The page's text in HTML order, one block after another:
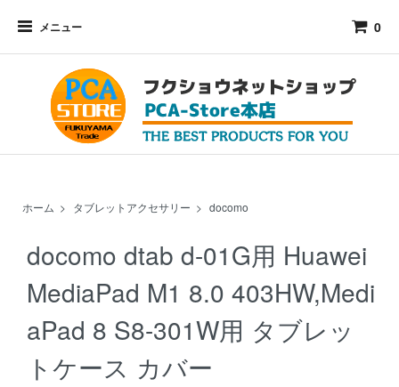
メニュー 0
ホーム > タブレットアクセサリー > docomo
docomo dtab d-01G用 Huawei
MediaPad M1 8.0 403HW,Medi
aPad 8 S8-301W用 タブレッ
トケース カバー